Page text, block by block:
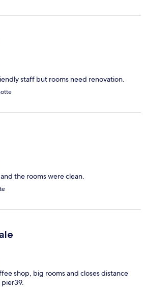
staff but rooms need renovation.
the rooms were clean.
shop, big rooms and closes distance
pier39.